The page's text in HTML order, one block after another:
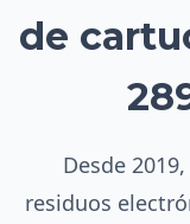
de
Desde
residuos